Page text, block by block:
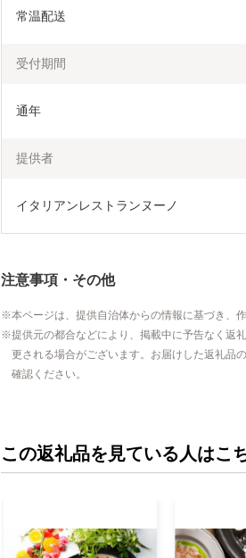
常温配送
受付期間
通年
提供者
イタリアンレストランヌーノ
注意事項・その他
本ページは、提供自治体からの情報に基づき、作
提供元の都合などにより、掲載中に予告なく返
更される場合がございます。お届けした返礼品
確認ください。
この返礼品を見ている人はこ